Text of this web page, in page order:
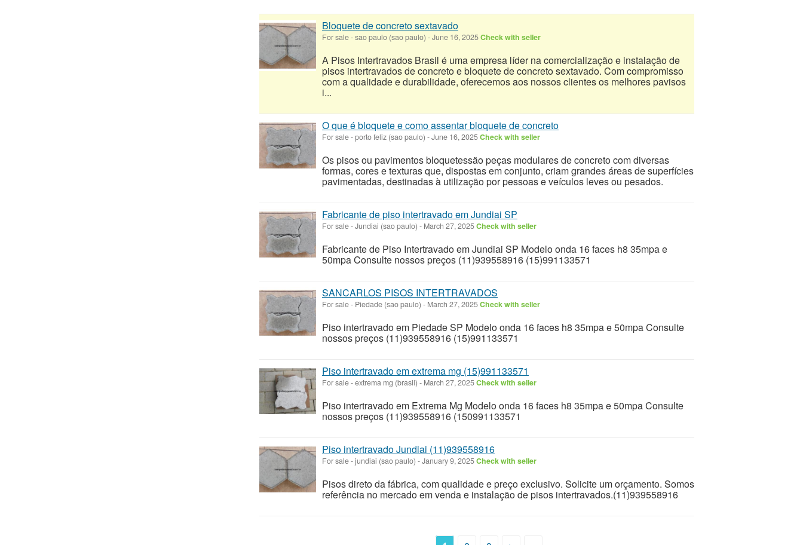
Bloquete de concreto sextavado
For sale-sao paulo (sao paulo) -June 16, 2025Check with seller
A Pisos Intertravados Brasil é uma empresa líder na comercialização e instalação de
pisos intertravados de concreto e bloquete de concreto sextavado. Com compromisso
com a qualidade e durabilidade, oferecemos aos nossos clientes os melhores pavisos
i...
O que é bloquete e como assentar bloquete de concreto
For sale-porto feliz (sao paulo) -June 16, 2025Check with seller
Os pisos ou pavimentos bloquetessão peças modulares de concreto com diversas
formas, cores e texturas que, dispostas em conjunto, criam grandes áreas de superfícies
pavimentadas, destinadas à utilização por pessoas e veículos leves ou pesados.
Fabricante de piso intertravado em Jundiai SP
For sale-Jundiai (sao paulo) - March 27, 2025Check with seller
Fabricante de Piso Intertravado em Jundiai SP Modelo onda 16 faces h8 35mpa e
50mpa Consulte nossos preços (11)939558916 (15)991133571
SANCARLOS PISOS INTERTRAVADOS
For sale- Piedade (sao paulo) - March 27, 2025Check with seller
Piso intertravado em Piedade SP Modelo onda 16 faces h8 35mpa e 50mpa Consulte
nossos preços (11)939558916 (15)991133571
Piso intertravado em extrema mg (15)991133571
For sale-extrema mg (brasil) - March 27, 2025Check with seller
Piso intertravado em Extrema Mg Modelo onda 16 faces h8 35mpa e 50mpa Consulte
nossos preços (11)939558916 (150991133571
Piso intertravado Jundiai (11)939558916
For sale-jundiai (sao paulo) -January 9, 2025Check with seller
Pisos direto da fábrica, com qualidade e preço exclusivo. Solicite um orçamento. Somos
referência no mercado em venda e instalação de pisos intertravados.(11)939558916